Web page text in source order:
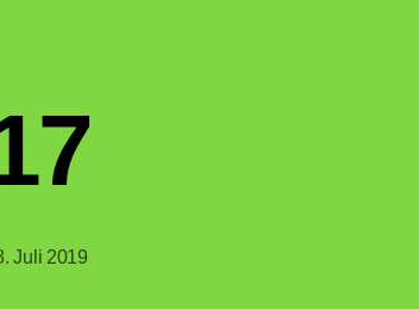
Juli 2019